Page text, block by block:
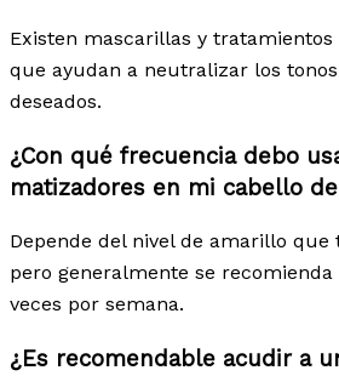
Existen mascarillas y tratamientos
que ayudan a neutralizar los
deseados.
¿Con qué frecuencia debo
matizadores en mi cabello
Depende del nivel de amarillo que
pero generalmente se
veces por semana.
¿Es recomendable acudir a